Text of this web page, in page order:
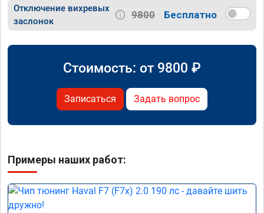
Отключение вихревых
заслонок
9800 Бесплатно
Стоимость: от 9800 ₽
Записаться Задать вопрос
Примеры наших работ: